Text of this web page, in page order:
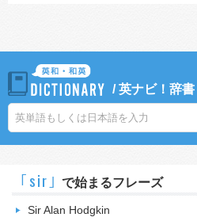
/英ナビ！辞書
｢sir｣ で始まるフレーズ
Sir Alan Hodgkin